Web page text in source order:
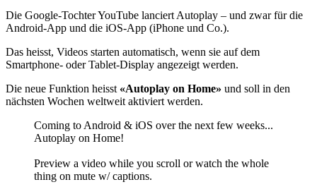
Die Google-Tochter YouTube lanciert Autoplay – und zwar für die
Android-App und die iOS-App (iPhone und Co.).
Das heisst, Videos starten automatisch, wenn sie auf dem
Smartphone- oder Tablet-Display angezeigt werden.
Die neue Funktion heisst «Autoplay on Home» und soll in den
nächsten Wochen weltweit aktiviert werden.
Coming to Android & iOS over the next few weeks...
Autoplay on Home!
Preview a video while you scroll or watch the whole
thing on mute w/ captions.